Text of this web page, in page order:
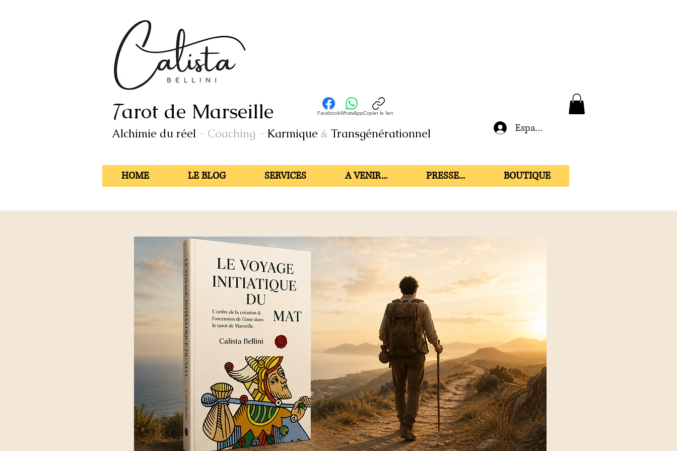
Tarot de Marseille
Alchimie du réel - Coaching - Karmique & Transgénérationnel
FacebookWhatsAppCopier le lien
Espace membre
HOME LE BLOG SERVICES A VENIR... PRESSE... BOUTIQUE